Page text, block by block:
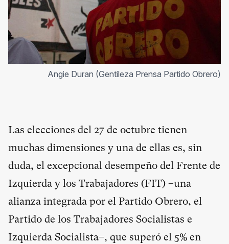
Angie Duran (Gentileza Prensa Partido Obrero)
Las elecciones del 27 de octubre tienen
muchas dimensiones y una de ellas es, sin
duda, el excepcional desempeño del Frente de
Izquierda y los Trabajadores (FIT) –una
alianza integrada por el Partido Obrero, el
Partido de los Trabajadores Socialistas e
Izquierda Socialista–, que superó el 5% en